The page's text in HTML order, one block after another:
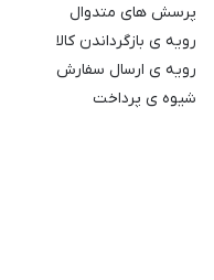
پرسش های متدوال
رویه ی بازگرداندن کالا
رویه ی ارسال سفارش
شیوه ی پرداخت